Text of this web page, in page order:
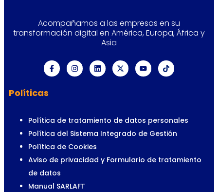
Acompañamos a las empresas en su
transformación digital en América, Europa, África y
Asia
Políticas
Política de tratamiento de datos personales
Política del Sistema Integrado de Gestión
Política de Cookies
Aviso de privacidad y Formulario de tratamiento
de datos
Manual SARLAFT